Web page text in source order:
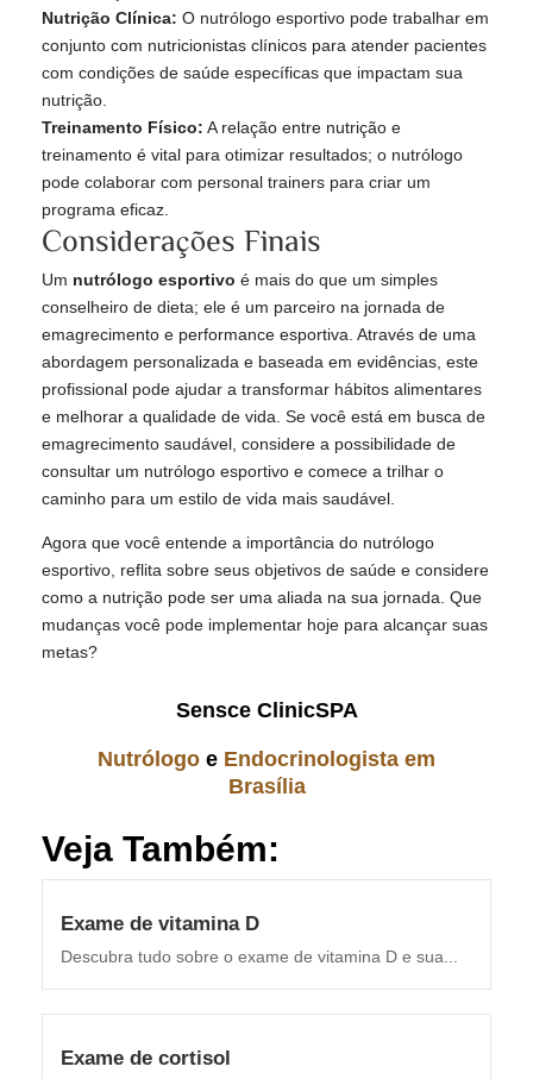
Nutrição Clínica: O nutrólogo esportivo pode trabalhar em
conjunto com nutricionistas clínicos para atender pacientes
com condições de saúde específicas que impactam sua
nutrição.
Treinamento Físico: A relação entre nutrição e
treinamento é vital para otimizar resultados; o nutrólogo
pode colaborar com personal trainers para criar um
programa eficaz.
Considerações Finais
Um nutrólogo esportivo é mais do que um simples
conselheiro de dieta; ele é um parceiro na jornada de
emagrecimento e performance esportiva. Através de uma
abordagem personalizada e baseada em evidências, este
profissional pode ajudar a transformar hábitos alimentares
e melhorar a qualidade de vida. Se você está em busca de
emagrecimento saudável, considere a possibilidade de
consultar um nutrólogo esportivo e comece a trilhar o
caminho para um estilo de vida mais saudável.
Agora que você entende a importância do nutrólogo
esportivo, reflita sobre seus objetivos de saúde e considere
como a nutrição pode ser uma aliada na sua jornada. Que
mudanças você pode implementar hoje para alcançar suas
metas?
Sensce ClinicSPA
Nutrólogo e Endocrinologista em
Brasília
Veja Também:
Exame de vitamina D
Descubra tudo sobre o exame de vitamina D e sua...
Exame de cortisol